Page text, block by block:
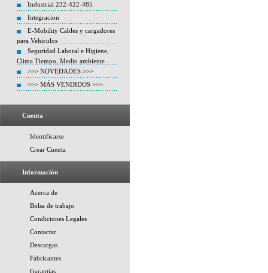
Industrial 232-422-485
Integracion
E-Mobility Cables y cargadores
para Vehiculos
Seguridad Laboral e Higiene,
Clima Tiempo, Medio ambiente
>>> NOVEDADES >>>
>>> MÁS VENDIDOS >>>
Cuenta
Identificarse
Crear Cuenta
Información
Acerca de
Bolsa de trabajo
Condiciones Legales
Contactar
Descargas
Fabricantes
Garantías